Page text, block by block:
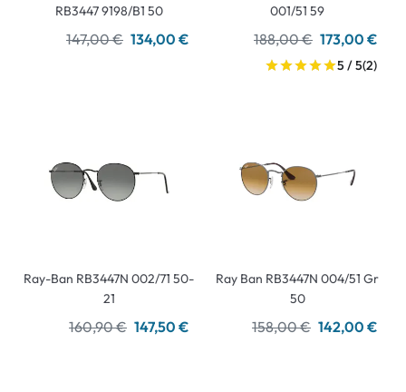
RB3447 9198/B1 50
147,00 € 134,00 €
001/51 59
188,00 € 173,00 €
5 / 5(2)
Ray-Ban RB3447N 002/71 50-
21
160,90 € 147,50 €
Ray Ban RB3447N 004/51 Gr
50
158,00 € 142,00 €